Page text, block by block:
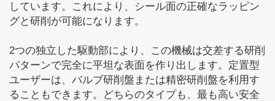
しています。これにより、シール面の正確なラッピン
グと研削が可能になります。
2つの独立した駆動部により、この機械は交差する研削
パターンで完全に平坦な表面を作り出します。定置型
ユーザーは、バルブ研削盤または精密研削盤を利用す
ることもできます。どちらのタイプも、最も高い安全